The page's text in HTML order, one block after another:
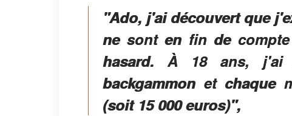
"Ado, j'ai découvert que
ne sont en fin de
hasard. À 18 ans, j'ai
backgammon et chaque
(soit 15 000 euros)",